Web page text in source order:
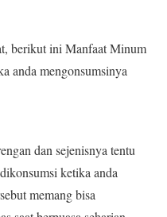
berikut ini Manfaat Minum
anda mengonsumsinya
dan sejenisnya tentu
ketika anda
memang bisa